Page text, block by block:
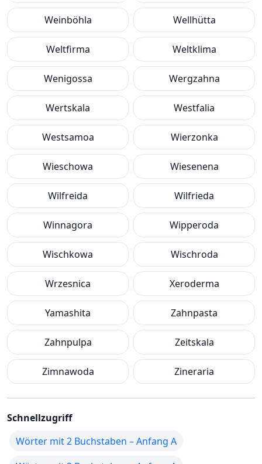
Weinböhla Wellhütta
Weltfirma Weltklima
Wenigossa Wergzahna
Wertskala Westfalia
Westsamoa Wierzonka
Wieschowa Wiesenena
Wilfreida Wilfrieda
Winnagora Wipperoda
Wischkowa Wischroda
Wrzesnica Xeroderma
Yamashita Zahnpasta
Zahnpulpa Zeitskala
Zimnawoda Zineraria
Schnellzugriff
Wörter mit 2 Buchstaben – Anfang A